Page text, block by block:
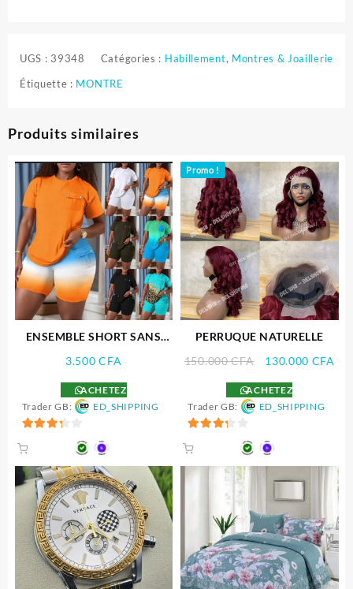
UGS : 39348 Catégories : Habillement, Montres & Joaillerie
Étiquette : MONTRE
Produits similaires
ENSEMBLE SHORT SANS
3.500CFA
ACHETEZ
Trader GB:
ED_SHIPPING
Promo !
PERRUQUE NATURELLE
150.000CFA
Le
initial
était :
130.000 CFA
ACHETEZ
Trader GB:
ED_SHIPPING